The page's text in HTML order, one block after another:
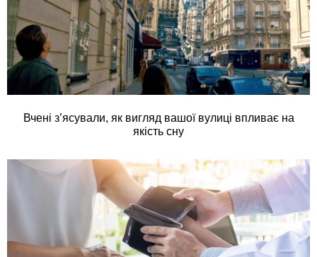
Вчені з’ясували, як вигляд вашої вулиці впливає на
якість сну